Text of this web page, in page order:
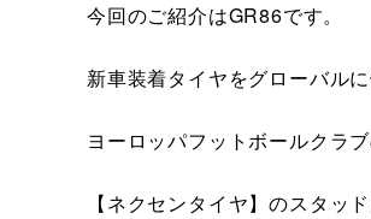
今回のご紹介はGR86です。
新車装着タイヤをグローバル
ヨーロッパフットボールクラ
【ネクセンタイヤ】のスタッ